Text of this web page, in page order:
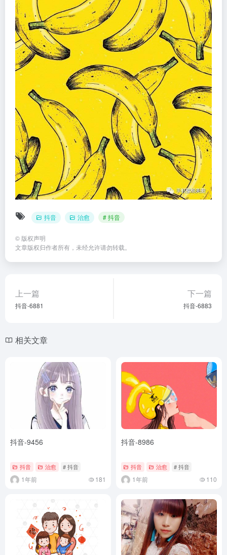
抖音 治愈 # 抖音
© 版权声明
文章版权归作者所有，未经允许请勿转载。
上一篇
抖音-6881
下一篇
抖音-6883
相关文章
抖音-9456
抖音 治愈 # 抖音
1年前 181
抖音-8986
抖音 治愈 # 抖音
1年前 110